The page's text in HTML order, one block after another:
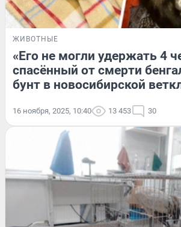
ЖИВОТНЫЕ
«Его не могли удержать 4
спасённый от смерти
бунт в новосибирской
16 ноября, 2025, 10:40 13 453 30